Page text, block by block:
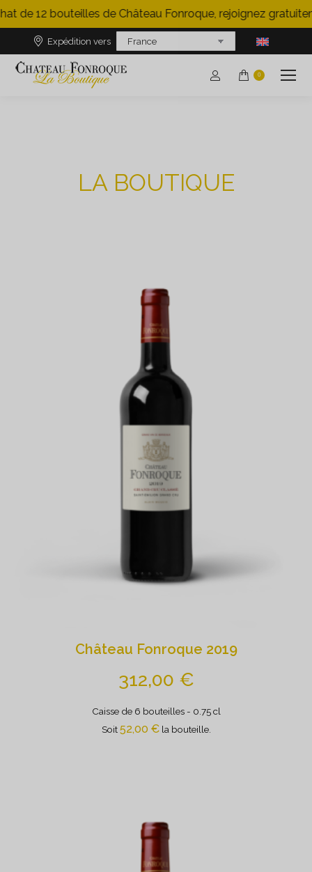
de 12 bouteilles de Château Fonroque, rejoignez
Expédition vers
0
LA BOUTIQUE
Château Fonroque 2019
312,00 €
Caisse de 6 bouteilles- 0.75 cl
Soit52,00 €la bouteille.